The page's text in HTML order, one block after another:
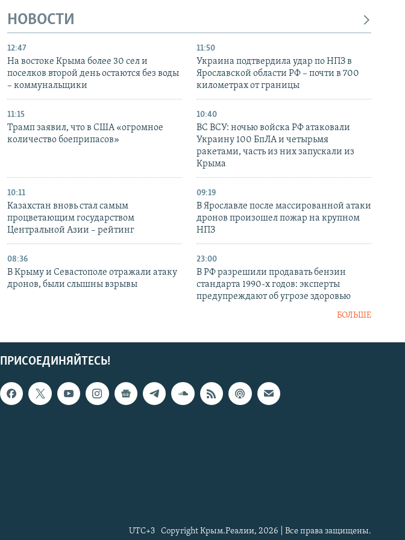
НОВОСТИ
12:47
На востоке Крыма более 30 сел и
поселков второй день остаются без воды
– коммунальщики
11:50
Украина подтвердила удар по НПЗ в
Ярославской области РФ – почти в 700
километрах от границы
11:15
Трамп заявил, что в США «огромное
количество боеприпасов»
10:40
ВС ВСУ: ночью войска РФ атаковали
Украину 100 БпЛА и четырьмя
ракетами, часть из них запускали из
Крыма
10:11
Казахстан вновь стал самым
процветающим государством
Центральной Азии – рейтинг
09:19
В Ярославле после массированной атаки
дронов произошел пожар на крупном
НПЗ
08:36
В Крыму и Севастополе отражали атаку
дронов, были слышны взрывы
23:00
В РФ разрешили продавать бензин
стандарта 1990-х годов: эксперты
предупреждают об угрозе здоровью
БОЛЬШЕ
ПРИСОЕДИНЯЙТЕСЬ!
Copyright Крым.Реалии, 2026 | Все права защищены.
UTC+3